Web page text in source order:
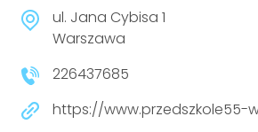
niepełnosprawnościami
Prawa osób z
Urządzenia IoT
ul. Jana Cybisa 1
Warszawa
226437685
https://www.przedszkole55-